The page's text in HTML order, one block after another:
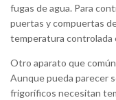
fugas de agua. Para
puertas y compuertas
temperatura controlada
Otro aparato que
Aunque pueda parecer
frigoríficos necesitan